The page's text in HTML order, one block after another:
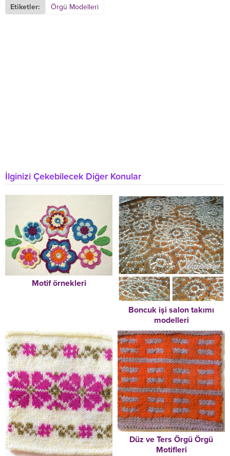
Etiketler: Örgü Modelleri
İlginizi Çekebilecek Diğer Konular
Motif örnekleri
Boncuk işi salon takımı
modelleri
Düz ve Ters Örgü Örgü
Motifleri